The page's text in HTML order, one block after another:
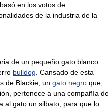
basó en los votos de
de la industria de la
de un pequeño gato blanco
bulldog . Cansado de esta
de Blackie, un gato negro que,
pertenece a una compañía de
al gato un silbato, para que lo